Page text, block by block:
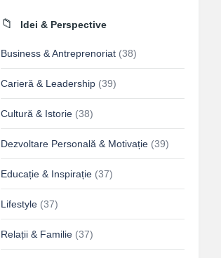
Idei & Perspective
Business & Antreprenoriat (38)
Carieră & Leadership (39)
Cultură & Istorie (38)
Dezvoltare Personală & Motivație (39)
Educație & Inspirație (37)
Lifestyle (37)
Relații & Familie (37)